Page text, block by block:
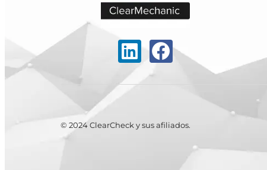
© 2024 ClearCheck y sus afiliados.